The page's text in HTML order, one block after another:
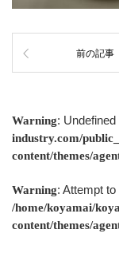
前の記事
Warning:
industry.com/
content/themes/
Warning: Attempt
/home/koyamai/
content/themes/